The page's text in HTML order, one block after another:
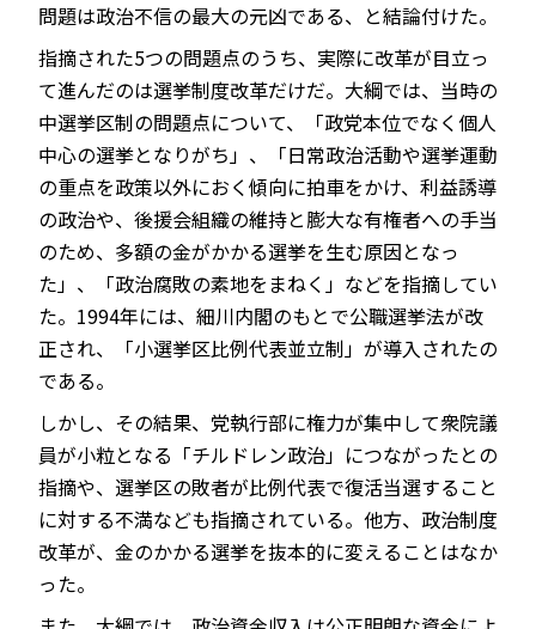
問題は政治不信の最大の元凶である、と結論付けた。
指摘された5つの問題点のうち、実際に改革が目立っ
て進んだのは選挙制度改革だけだ。大綱では、当時の
中選挙区制の問題点について、「政党本位でなく個人
中心の選挙となりがち」、「日常政治活動や選挙運動
の重点を政策以外におく傾向に拍車をかけ、利益誘導
の政治や、後援会組織の維持と膨大な有権者への手当
のため、多額の金がかかる選挙を生む原因となっ
た」、「政治腐敗の素地をまねく」などを指摘してい
た。1994年には、細川内閣のもとで公職選挙法が改
正され、「小選挙区比例代表並立制」が導入されたの
である。
しかし、その結果、党執行部に権力が集中して衆院議
員が小粒となる「チルドレン政治」につながったとの
指摘や、選挙区の敗者が比例代表で復活当選すること
に対する不満なども指摘されている。他方、政治制度
改革が、金のかかる選挙を抜本的に変えることはなか
った。